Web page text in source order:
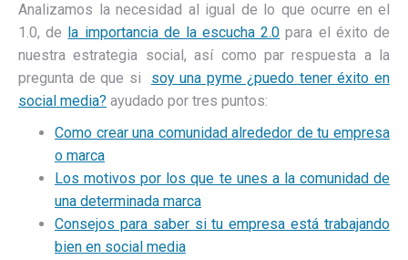
Analizamos la necesidad al igual de lo que ocurre en el
1.0, de la importancia de la escucha 2.0 para el éxito de
nuestra estrategia social, así como par respuesta a la
pregunta de que si soy una pyme ¿puedo tener éxito en
social media? ayudado por tres puntos:
Como crear una comunidad alrededor de tu empresa
o marca
Los motivos por los que te unes a la comunidad de
una determinada marca
Consejos para saber si tu empresa está trabajando
bien en social media